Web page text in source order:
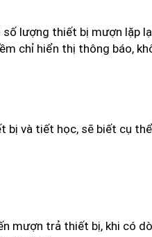
lượng thiết bị mượn lặp
chỉ hiển thị thông báo,
bị và tiết học, sẽ biết cụ
mượn trả thiết bị, khi có